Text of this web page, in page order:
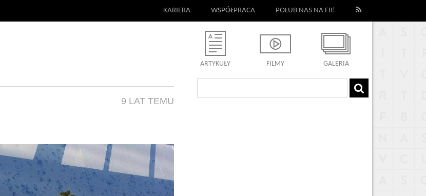
KARIERA WSPÓŁPRACA POLUB NAS NA FB!
ARTYKUŁY FILMY GALERIA
9 LAT TEMU